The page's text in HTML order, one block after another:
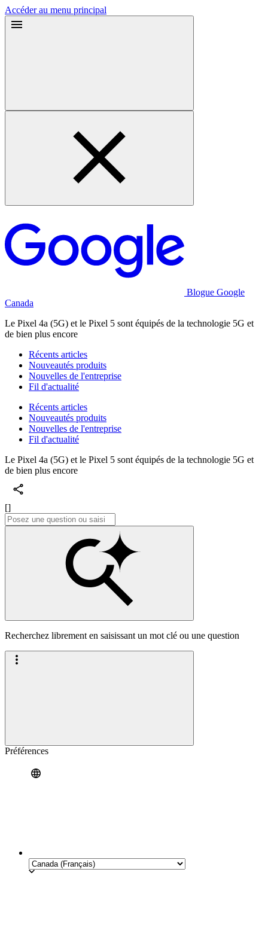
Accéder au menu principal
Blogue Google
Canada
Le Pixel 4a (5G) et le Pixel 5 sont équipés de la technologie 5G et
de bien plus encore
Récents articles
Nouveautés produits
Nouvelles de l'entreprise
Fil d'actualité
Récents articles
Nouveautés produits
Nouvelles de l'entreprise
Fil d'actualité
Le Pixel 4a (5G) et le Pixel 5 sont équipés de la technologie 5G et
de bien plus encore
[]
Recherchez librement en saisissant un mot clé ou une question
Préférences